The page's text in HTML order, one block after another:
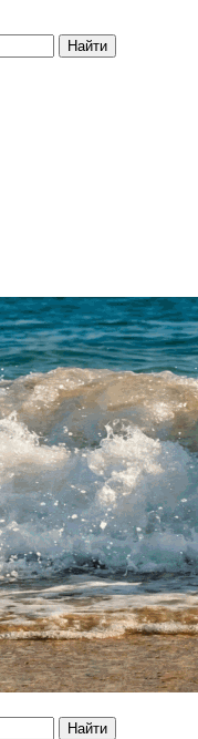
Найти
Найти